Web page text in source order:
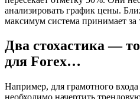
анализировать график цены.
максимум система принимает за
Два стохастика —
для Forex…
Например, для грамотного